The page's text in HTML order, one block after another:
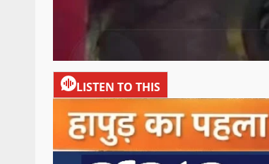
LISTEN TO THIS